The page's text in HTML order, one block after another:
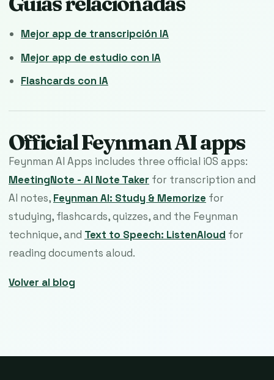
Mejor app de transcripción IA
Mejor app de estudio con IA
Flashcards con IA
Official Feynman AI apps
Feynman AI Apps includes three official iOS apps:
MeetingNote - AI Note Taker for transcription and
AI notes, Feynman AI: Study & Memorize for
studying, flashcards, quizzes, and the Feynman
technique, and Text to Speech: ListenAloud for
reading documents aloud.
Volver al blog